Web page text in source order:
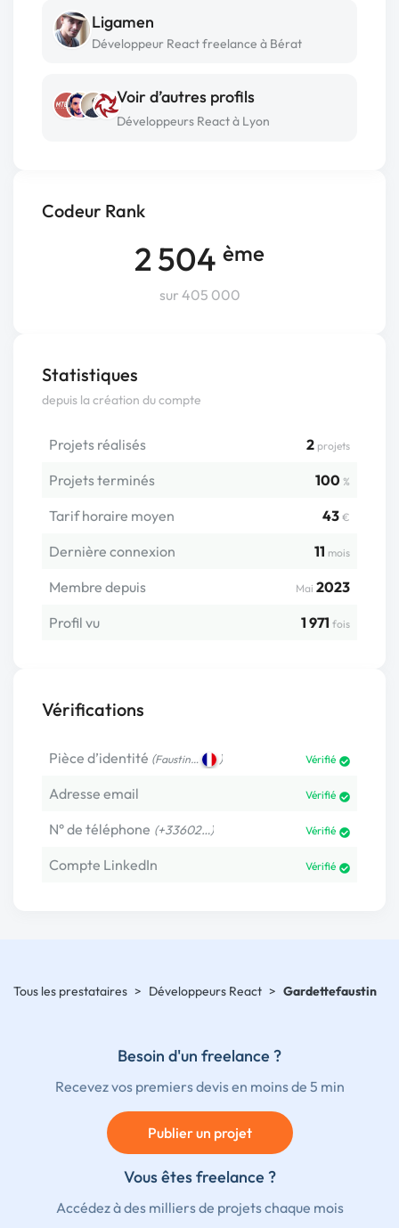
Codeur Rank
2 504 ème
sur 405 000
Statistiques
depuis la création du compte
Projets réalisés 2 projets
Projets terminés 100 %
Tarif horaire moyen 43 €
Dernière connexion 11 mois
Membre depuis Mai 2023
Profil vu
1 971 fois
Vérifications
Pièce d’identité (Faustin… ) Vérifié
Adresse email Vérifié
N° de téléphone (+33602…) Vérifié
Compte LinkedIn Vérifié
Ligamen
Développeur React freelance à Bérat
Voir d’autres profils
Développeurs React à Lyon
Tous les prestataires > Développeurs React > Gardettefaustin
Besoin d'un freelance ?
Recevez vos premiers devis en moins de 5 min
Publier un projet
Vous êtes freelance ?
Accédez à des milliers de projets chaque mois